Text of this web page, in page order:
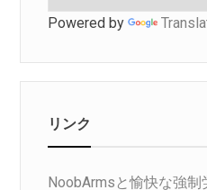
Powered by
リンク
NoobArmsと愉快な強制